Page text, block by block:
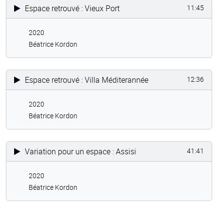
Espace retrouvé : Vieux Port 11:45
2020
Béatrice Kordon
Espace retrouvé : Villa Méditerannée 12:36
2020
Béatrice Kordon
Variation pour un espace : Assisi 41:41
2020
Béatrice Kordon